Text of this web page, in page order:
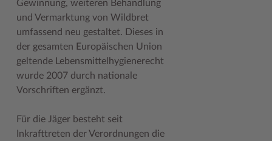
Geodatenportale (Kreiskarte)
Kfz-Zulassung
Kontakt / Öffnungszeiten
Lexikon
Fotoarchiv
Hitzeschutz
Klimaanpassungskonzept
Newsletter
Kreispräsident
Kreistag und Ausschüsse
Kreistag Sitzungskalender
Sonderbereiche
Offene Stellen
Praktika und FSJ
Weiterbildung beim Kreis Stormarn
Klimaschutz beim Kreis Stormarn
Projekt e-Gewerbe
Stormarner Bündnis für bezahlbares Wohnen
Kulturelle Einrichtungen
Museen
Naturschutzgebiete
Lieblingsplätze in der Metropolregion
Gewinnung, weiteren Behandlung
und Vermarktung von Wildbret
umfassend neu gestaltet. Dieses in
der gesamten Europäischen Union
geltende Lebensmittelhygienerecht
wurde 2007 durch nationale
Vorschriften ergänzt.
Für die Jäger besteht seit
Inkrafttreten der Verordnungen die